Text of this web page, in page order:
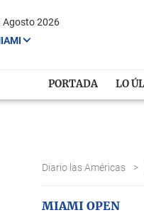
Agosto 2026
PORTADA LO
Diario las Américas >
MIAMI OPEN